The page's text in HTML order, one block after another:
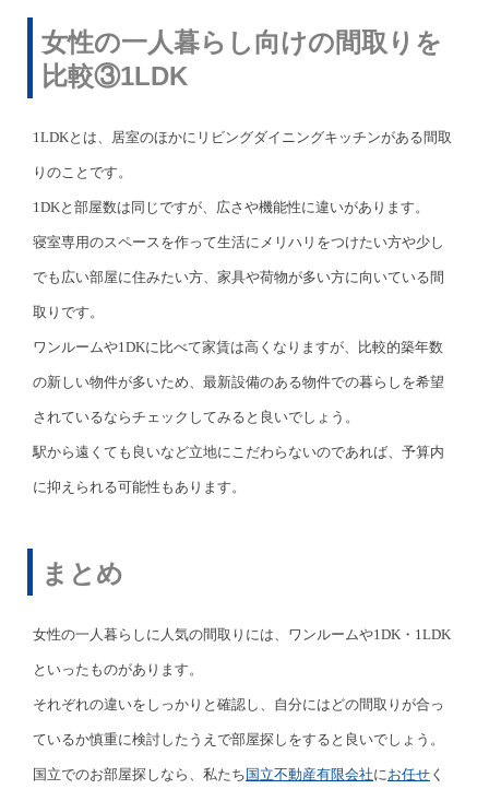
女性の一人暮らし向けの間取りを
比較③1LDK
1LDKとは、居室のほかにリビングダイニングキッチンがある間取
りのことです。
1DKと部屋数は同じですが、広さや機能性に違いがあります。
寝室専用のスペースを作って生活にメリハリをつけたい方や少し
でも広い部屋に住みたい方、家具や荷物が多い方に向いている間
取りです。
ワンルームや1DKに比べて家賃は高くなりますが、比較的築年数
の新しい物件が多いため、最新設備のある物件での暮らしを希望
されているならチェックしてみると良いでしょう。
駅から遠くても良いなど立地にこだわらないのであれば、予算内
に抑えられる可能性もあります。
まとめ
女性の一人暮らしに人気の間取りには、ワンルームや1DK・1LDK
といったものがあります。
それぞれの違いをしっかりと確認し、自分にはどの間取りが合っ
ているか慎重に検討したうえで部屋探しをすると良いでしょう。
国立でのお部屋探しなら、私たち 国立不動産有限会社にお任せ く